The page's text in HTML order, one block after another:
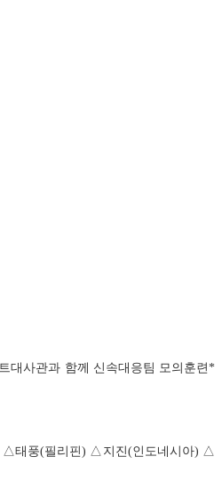
대사관과 함께 신속대응팀 모의훈련*
△태풍(필리핀) △ 지진(인도네시아) △